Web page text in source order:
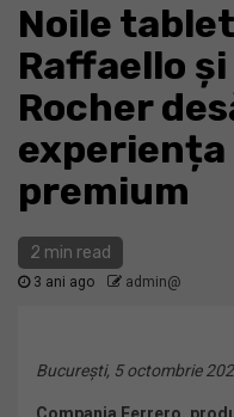
Noile
Raffaello
Rocher
premium
2 min read
3 ani ago admin@
București, 5 octombrie